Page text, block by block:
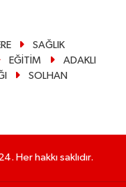
SAĞLIK
EĞİTİM
ADAKLI
SOLHAN
Her hakkı saklıdır.